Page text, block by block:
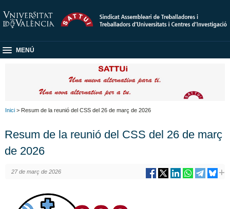
MENÚ
Inici > Resum de la reunió del CSS del 26 de març de 2026
Resum de la reunió del CSS del 26 de març
de 2026
27 de març de 2026